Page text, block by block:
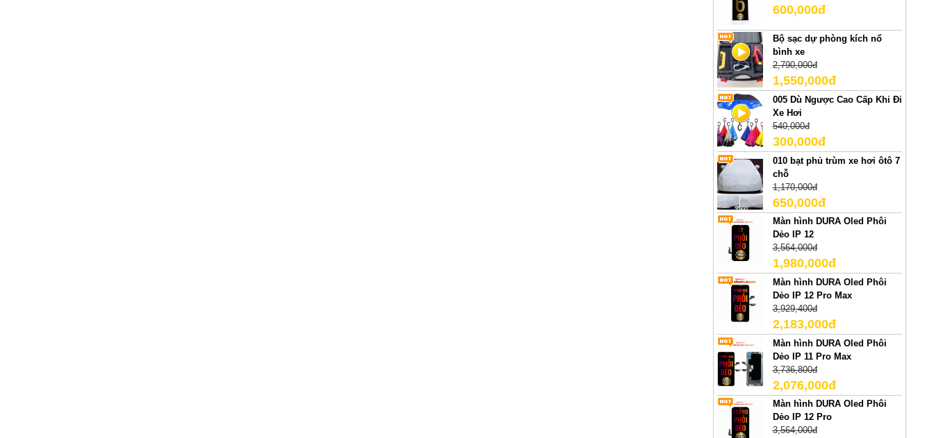
600,000đ
Bộ sạc dự phòng kích nổ
bình xe
2,790,000đ
1,550,000đ
005 Dù Ngược Cao Cấp Khi Đi
Xe Hơi
540,000đ
300,000đ
010 bạt phủ trùm xe hơi ôtô 7
chỗ
1,170,000đ
650,000đ
Màn hình DURA Oled Phôi
Dẻo IP 12
3,564,000đ
1,980,000đ
Màn hình DURA Oled Phôi
Dẻo IP 12 Pro Max
3,929,400đ
2,183,000đ
Màn hình DURA Oled Phôi
Dẻo IP 11 Pro Max
3,736,800đ
2,076,000đ
Màn hình DURA Oled Phôi
Dẻo IP 12 Pro
3,564,000đ